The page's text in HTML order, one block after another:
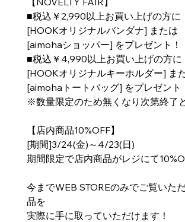
■税込￥2,990以上お買い上げの方に
[HOOKオリジナルバンダナ] または
[aimohaショッパー] をプレゼント！
■税込￥4,990以上お買い上げの方に
[HOOKオリジナルキーホルダー] ま
[aimohaトートバッグ] をプレゼント
※数量限定のため無くなり次第終了
【店内商品10%OFF】
[期間]3/24(金)～4/23(日)
期間限定で店内商品がレジにて
今までWEB STOREのみでご覧いた
品を
実際に手に取っていただけます！